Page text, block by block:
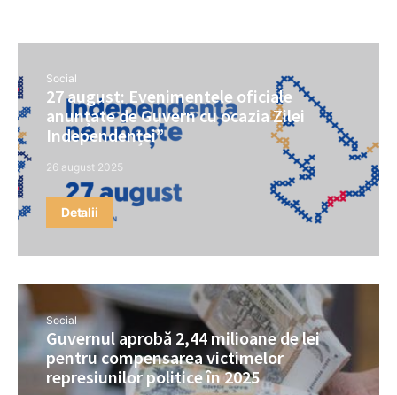
Social
27 august: Evenimentele oficiale
anunțate de Guvern cu ocazia Zilei
Independenței”
26 august 2025
Detalii
Social
Guvernul aprobă 2,44 milioane de lei
pentru compensarea victimelor
represiunilor politice în 2025